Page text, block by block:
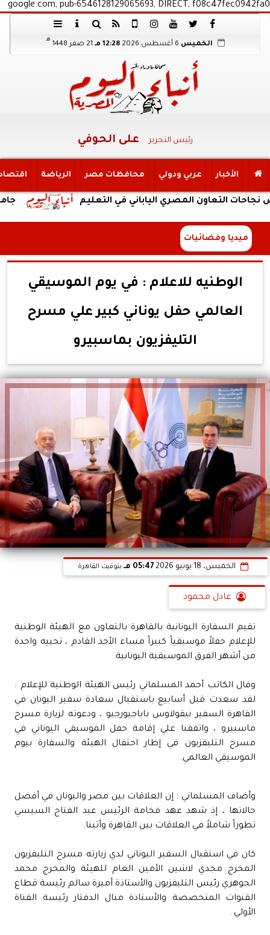
google.com, pub-6546128129065693, DIRECT, f08c47fec0942fa0
الخميس 12:28 مـ 21 صفر 1448
هـ
رئيس التحرير على الحوفي
الأخبار عربي ودولي محافظات مصر الرياضة
جامعة المصري الياباني في التعليم
ميديا وفضائيات
الوطنيه للاعلام : في يوم الموسيقي
العالمي حفل يوناني كبير علي مسرح
التليفزيون بماسبيرو
الخميس، 18 يونيو 2026 05:47 مـ بتوقيت القاهرة
عادل محمود
تقيم السفارة اليونانية بالقاهرة بالتعاون مع الهيئة الوطنية
للإعلام حفلاً موسيقياً كبيراً مساء الأحد القادم ، تحييه واحدة
من أشهر الفرق الموسيقية اليونانية.
وقال الكاتب أحمد المسلماني رئيس الهيئة الوطنية للإعلام :
لقد سعدت قبل أسابيع باستقبال سعادة سفير اليونان في
القاهرة السفير نيقولاوس باباجيورجيو ، ودعوته لزيارة مسرح
ماسبيرو ، واتفقنا علي إقامة حفل الموسيقي اليوناني في
مسرح التليفزيون في إطار احتفال الهيئة والسفارة بيوم
الموسيقي العالمي.
وأضاف المسلماني : إن العلاقات بين مصر واليونان في أفضل
حالاتها ، إذ شهد عهد فخامة الرئيس عبد الفتاح السيسي
تطوراً شاملاً في العلاقات بين القاهرة وأثينا.
كان في استقبال السفير اليوناني لدي زيارته مسرح التليفزيون
المخرج مجدي لاشين الأمين العام للهيئة والمخرج محمد
الجوهري رئيس التليفزيون والأستاذة أميرة سالم رئيسة قطاع
القنوات المتخصصة والأستاذة منال الدفتار رئيسة القناة
الأولي .